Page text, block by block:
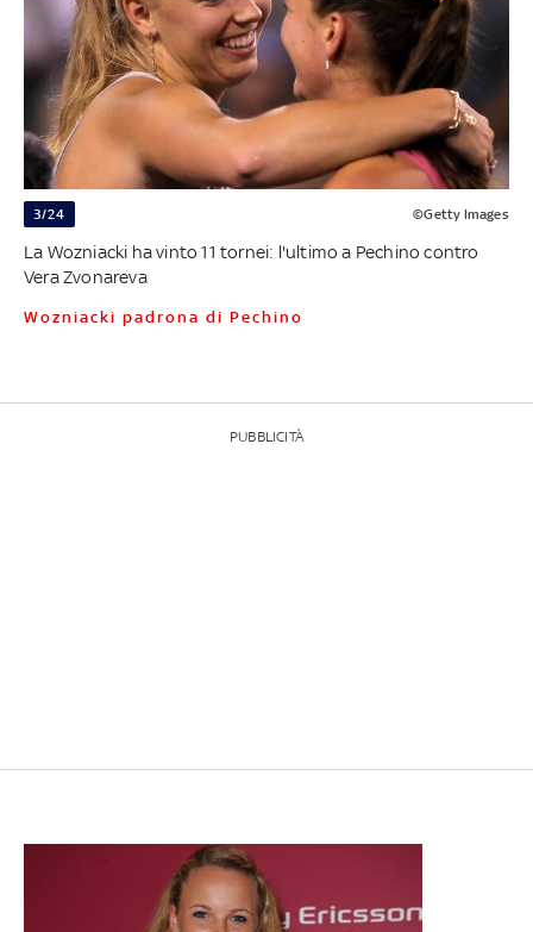
3/24 ©Getty Images
La Wozniacki ha vinto 11 tornei: l'ultimo a Pechino contro
Vera Zvonareva
Wozniacki padrona di Pechino
PUBBLICITÀ